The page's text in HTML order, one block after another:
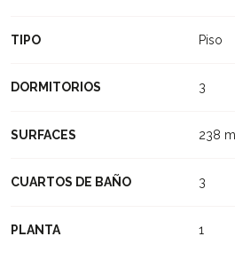
TIPO Piso
DORMITORIOS 3
SURFACES 238
CUARTOS DE BAÑO 3
PLANTA 1